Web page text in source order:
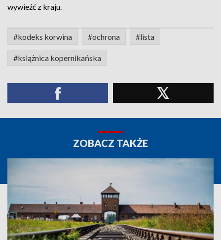
wywieźć z kraju.
#kodeks korwina #ochrona #lista
#książnica kopernikańska
ZOBACZ TAKŻE